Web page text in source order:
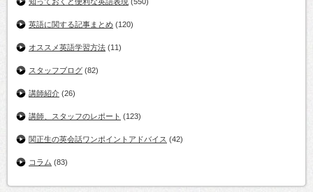
英語に関する記事まとめ (120)
オススメ英語学習方法 (11)
スタッフブログ (82)
講師紹介 (26)
講師、スタッフのレポート (123)
関正生の英会話ワンポイントアドバイス (42)
コラム (83)